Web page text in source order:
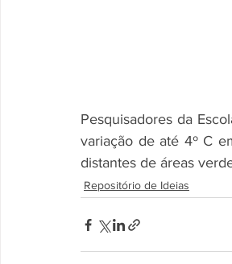
Pesquisadores da
variação de até 4º C
distantes de áreas
Repositório de Ideias